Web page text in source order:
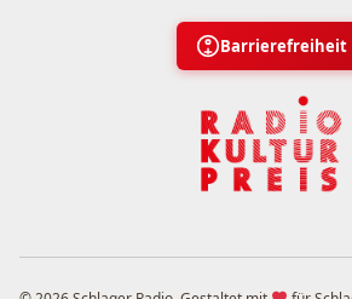
Barrierefreiheit